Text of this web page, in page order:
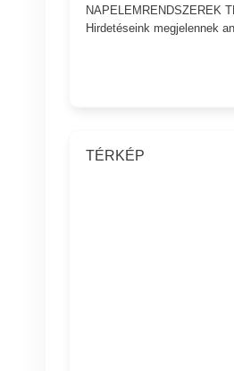
NAPELEMRENDSZEREK
Hirdetéseink megjelennek
TÉRKÉP